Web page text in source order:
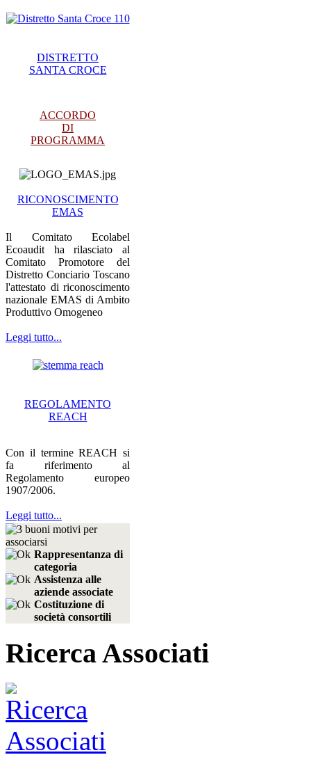
DISTRETTO
SANTA CROCE
ACCORDO
DI
PROGRAMMA
RICONOSCIMENTO
EMAS
Il Comitato Ecolabel
Ecoaudit ha rilasciato al
Comitato Promotore del
Distretto Conciario Toscano
l'attestato di riconoscimento
nazionale EMAS di Ambito
Produttivo Omogeneo
Leggi tutto...
REGOLAMENTO
REACH
Con il termine REACH si
fa riferimento al
Regolamento europeo
1907/2006.
Leggi tutto...
Rappresentanza di
categoria
Assistenza alle
aziende associate
Costituzione di
società consortili
Ricerca Associati